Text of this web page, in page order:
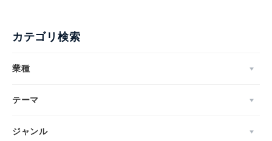
カテゴリ検索
業種
テーマ
ジャンル